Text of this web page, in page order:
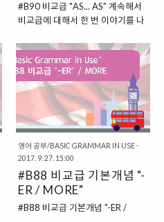
는 ENOUGH 우선 "ENOUGH"는
"충분한"이라는 의미로 사용되는 표
현이랍니다. 그런데 상황에 따라서
명사를 꾸며주면, 형용사처럼 쓰이
는 것이고, 단독으로 사용되면, "대
명사"처럼 쓰이는 것이고, 형용사를
꾸며주면, "부사"처..
#B90 비교급 "AS... AS" 계속해서
비교급에 대해서 한 번 이야기를 나
"-ER" 혹은 "MORE"을 붙이는 비교
급으로 "더 ~한"이라는 의미로 쓰이
는 표현에 대해서 살펴보았습니다.
이번에는 "AS"를 활용한 표현에 대
해서 살펴보도록 하지요. # AS 원급
AS = ~만큼 ~한 이 표현은 주로
"AS 원급 AS"라는 형태로 이야기를
하는 편입니다. 원급에 들어가는 내
용은 형용사 혹은 부사라고 할 수 있
지요. 그리고 그 의미는 바로 "~만큼
~한"이라는 의미로 "둘이 같다"는
장 속에서 이 내용을 살펴보도록 하
영어 공부/BASIC GRAMMAR IN USE·
2017. 9. 27. 15:00
#B88 비교급 기본개념 "-
ER / MORE"
#B88 비교급 기본개념 "-ER /